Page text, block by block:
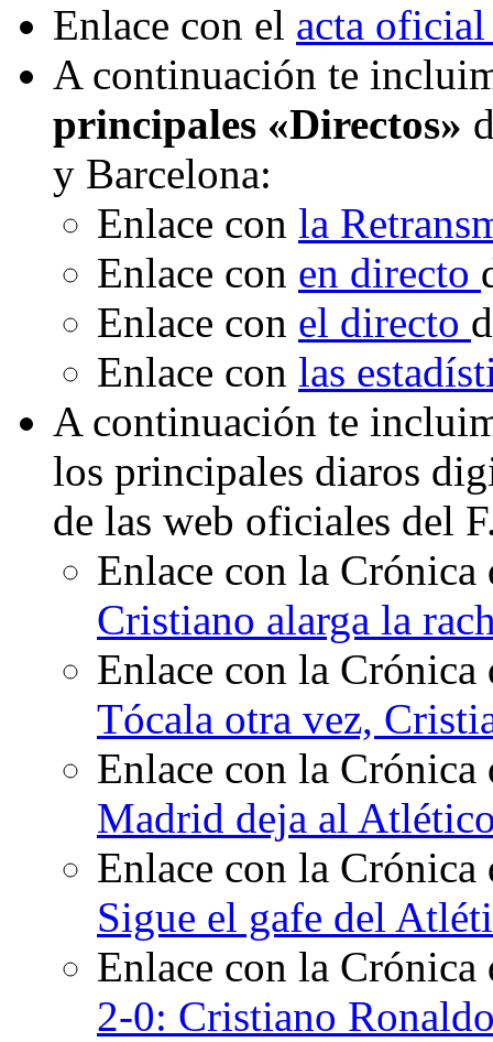
Enlace con el acta
A continuación te
principales «Directos»
y Barcelona:
Enlace con la
Enlace con en directo
Enlace con el directo
Enlace con las
A continuación te
los principales diaros
de las web oficiales del
Enlace con la
Cristiano alarga la
Enlace con la
Tócala otra vez,
Enlace con la
Madrid deja al
Enlace con la
Sigue el gafe del
Enlace con la
2-0: Cristiano